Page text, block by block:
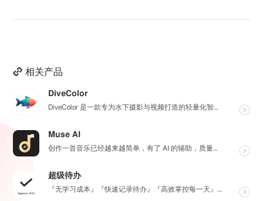
相关产品
DiveColor
DiveColor 是一款专为水下摄影与视频打造的轻量化智能色彩修复工具，APP支持批量编辑，无需联...
Muse AI
创作一首音乐已经越来越简单，有了 AI 的辅助，质量更加有保障，Muse AI 可以让一个零经验用户...
超级待办
『无学习成本』『快速记录待办』『高效掌控每一天』『桌面小组件交互』『自动数据同步备份』